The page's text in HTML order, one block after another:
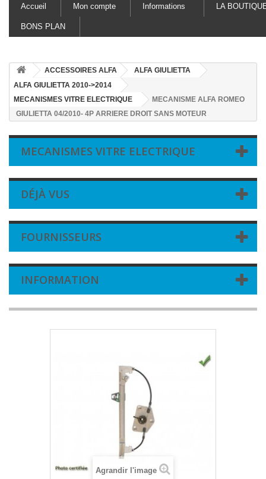
Accueil Mon compte Informations LA
BONS PLAN
ACCESSOIRES ALFA
ALFA GIULIETTA
ALFA GIULIETTA 2010->2014
MECANISMES VITRE ELECTRIQUE
MECANISME ALFA ROMEO
GIULIETTA 04/2010- 4P ARRIERE DROIT SANS MOTEUR
MECANISMES VITRE ELECTRIQUE
DÉJÀ VUS
FOURNISSEURS
INFORMATION
Agrandir l'image